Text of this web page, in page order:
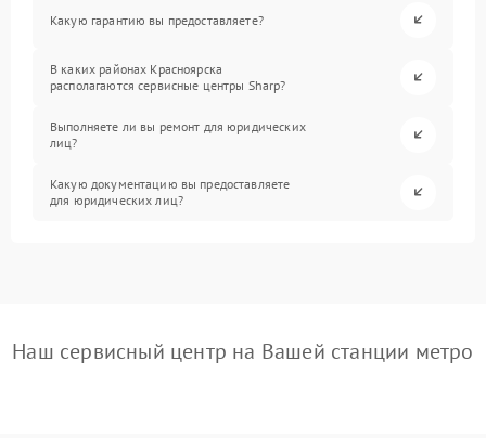
Какую гарантию вы предоставляете?
В каких районах Красноярска
располагаются сервисные центры Sharp?
Выполняете ли вы ремонт для юридических
лиц?
Какую документацию вы предоставляете
для юридических лиц?
Наш сервисный центр на Вашей станции метро